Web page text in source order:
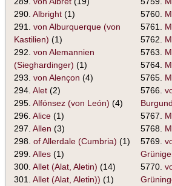
290. Albright (1)
291. von Alburquerque (von
Kastilien) (1)
292. von Alemannien
(Sieghardinger) (1)
293. von Alençon (4)
294. Alet (2)
295. Alfónsez (von León) (4)
296. Alice (1)
297. Allen (3)
298. of Allerdale (Cumbria) (1)
299. Alles (1)
300. Allet (Alat, Aletin) (14)
301. Allet (Alat, Aletin)) (1)
5760.
5761.
5762.
5763.
5764.
5765.
5766.
5767.
5768.
5769.
5770.